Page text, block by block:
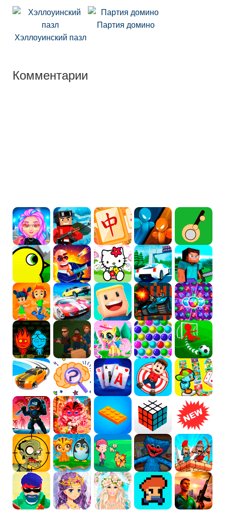
Хэллоуинский пазл
Партия домино
Комментарии